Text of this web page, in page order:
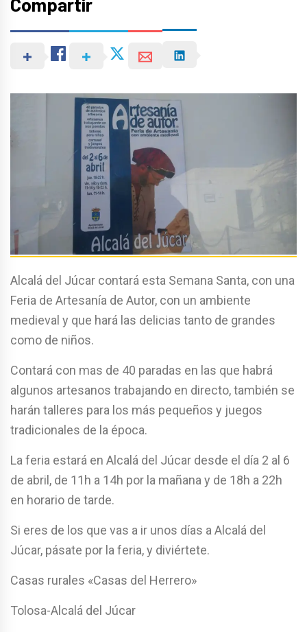
Alcalá del Júcar contará esta Semana Santa, con una
Feria de Artesanía de Autor, con un ambiente
medieval y que hará las delicias tanto de grandes
como de niños.
Contará con mas de 40 paradas en las que habrá
algunos artesanos trabajando en directo, también se
harán talleres para los más pequeños y juegos
tradicionales de la época.
La feria estará en Alcalá del Júcar desde el día 2 al 6
de abril, de 11h a 14h por la mañana y de 18h a 22h
en horario de tarde.
Si eres de los que vas a ir unos días a Alcalá del
Júcar, pásate por la feria, y diviértete.
Casas rurales «Casas del Herrero»
Tolosa-Alcalá del Júcar